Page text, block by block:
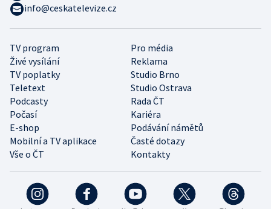
TV program
Pro média
Živé vysílání
Reklama
TV poplatky
Studio Brno
Teletext
Studio Ostrava
Podcasty
Rada ČT
Počasí
Kariéra
E-shop
Podávání námětů
Mobilní a TV aplikace
Časté dotazy
Vše o ČT
Kontakty
info@ceskatelevize.cz